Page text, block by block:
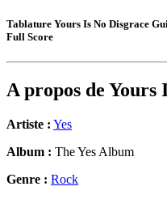
Tablature Yours Is No Disgrace
Full Score
A propos de Yours
Artiste : Yes
Album : The Yes Album
Genre : Rock